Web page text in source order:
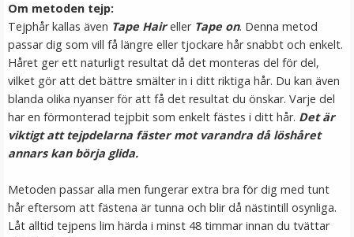
Om metoden tejp:
Tejphår kallas även Tape Haireller Tape on. Denna metod
passar dig som vill få längre eller tjockare hår snabbt och enkelt.
Håret ger ett naturligt resultat då det monteras del för del,
vilket gör att det bättre smälter in i ditt riktiga hår. Du kan även
blanda olika nyanser för att få det resultat du önskar. Varje del
har en förmonterad tejpbit som enkelt fästes i ditt hår. Det är
viktigt att tejpdelarna fäster mot varandra då löshåret
annars kan börja glida.
Metoden passar alla men fungerar extra bra för dig med tunt
hår eftersom att fästena är tunna och blir då nästintill osynliga.
Låt alltid tejpens lim härda i minst 48 timmar innan du tvättar